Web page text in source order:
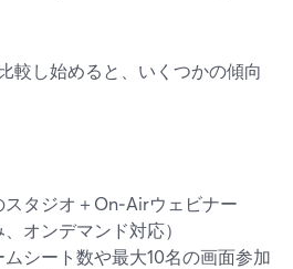
較し始めると、いくつかの傾向
タジオ＋On‑Airウェビナー
オンデマンド対応）
シート数や最大10名の画面参加